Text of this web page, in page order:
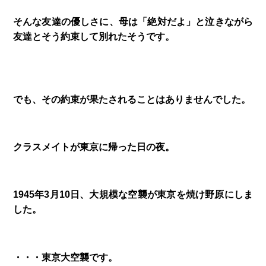
そんな友達の優しさに、母は「絶対だよ」と泣きながら
友達とそう約束して別れたそうです。
でも、その約束が果たされることはありませんでした。
クラスメイトが東京に帰った日の夜。
1945年3月10日、大規模な空襲が東京を焼け野原にしま
した。
・・・東京大空襲です。